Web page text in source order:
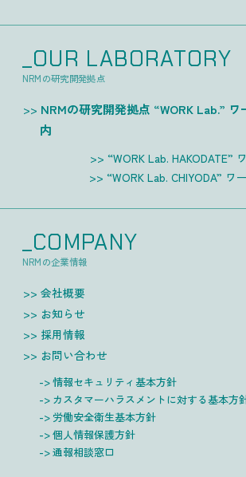
_OUR LABORATORY
NRMの研究開発拠点
NRMの研究開発拠点 “WORK Lab.”
内
“WORK Lab. HAKODATE”
“WORK Lab. CHIYODA” ワ
_COMPANY
NRMの企業情報
会社概要
お知らせ
採用情報
お問い合わせ
情報セキュリティ基本方針
カスタマーハラスメントに対する基本方
労働安全衛生基本方針
個人情報保護方針
通報相談窓口